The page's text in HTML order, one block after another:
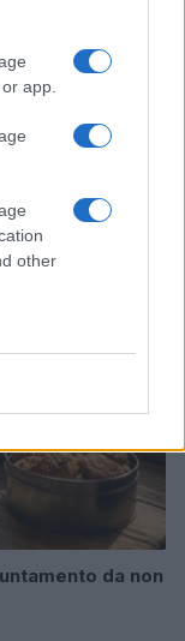
app.
other
il futuro con
da non